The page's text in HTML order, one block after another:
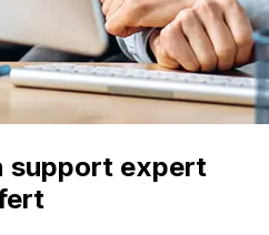
support expert